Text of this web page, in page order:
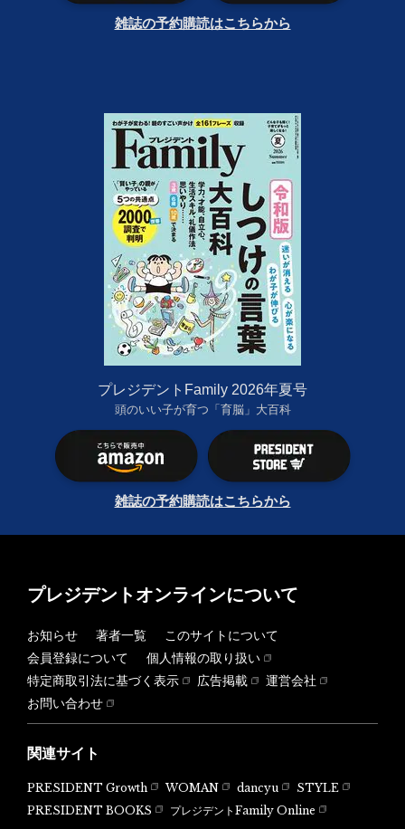
雑誌の予約購読はこちらから
プレジデントFamily 2026年夏号
頭のいい子が育つ「育脳」大百科
雑誌の予約購読はこちらから
プレジデントオンラインについて
お知らせ 著者一覧
このサイトについて
会員登録について
個人情報の取り扱い
特定商取引法に基づく表示
広告掲載
運営会社
お問い合わせ
関連サイト
PRESIDENT Growth WOMAN dancyu
STYLE
PRESIDENT BOOKS
プレジデントFamily Online